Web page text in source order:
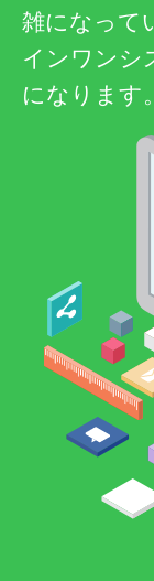
雑になって
インワンシ
になります。